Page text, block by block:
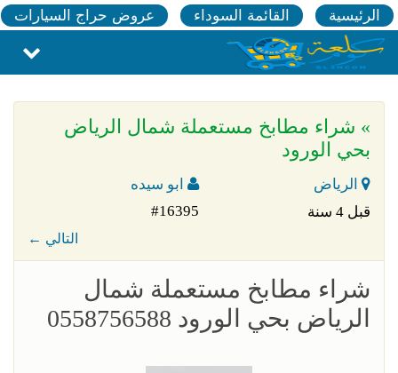
الرئيسية القائمة السوداء عروض حراج السيارات
» شراء مطابخ مستعملة شمال الرياض
بحي الورود
الرياض
ابو سيده
قبل 4 سنة
#16395
← التالي
شراء مطابخ مستعملة شمال
الرياض بحي الورود 0558756588